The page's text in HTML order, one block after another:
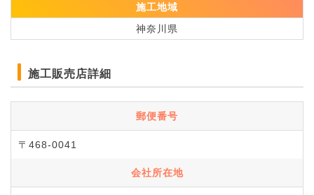
施工地域
神奈川県
施工販売店詳細
郵便番号
〒468-0041
会社所在地